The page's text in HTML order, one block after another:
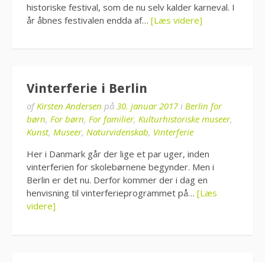
historiske festival, som de nu selv kalder karneval. I
år åbnes festivalen endda af… [Læs videre]
Vinterferie i Berlin
afKirsten Andersen på 30. januar 2017i Berlin for
børn, For børn, For familier, Kulturhistoriske museer,
Kunst, Museer, Naturvidenskab, Vinterferie
Her i Danmark går der lige et par uger, inden
vinterferien for skolebørnene begynder. Men i
Berlin er det nu. Derfor kommer der i dag en
henvisning til vinterferieprogrammet på… [Læs
videre]